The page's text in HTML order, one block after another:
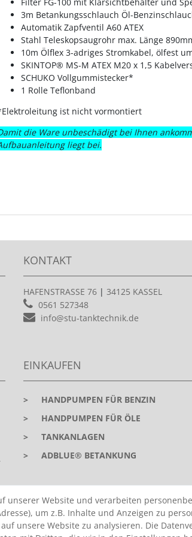
Filter FG-100 mit Klarsichtbehälter und
3m Betankungsschlauch Öl-
Automatik Zapfventil A60 ATEX
Stahl Teleskopsaugrohr max. Länge
10m Ölflex 3-adriges Stromkabel, ölfest
SKINTOP® MS-M ATEX M20 x 1,5
SCHUKO Vollgummistecker*
1 Rolle Teflonband
ist nicht vormontiert
die Ware unbeschädigt bei Ihnen
liegt bei.
KONTAKT
HAFENSTRASSE 76 | 34125 KASSEL
0561 527348
info@stu-tanktechnik.de
EINKAUFEN
>
HANDPUMPEN FÜR BENZIN
>
HANDPUMPEN FÜR ÖLE
>
TANKANLAGEN
>
ADBLUE® BETANKUNG
unserer Website und verarbeiten
um z.B. Inhalte und Anzeigen zu
unsere Website zu analysieren. Die